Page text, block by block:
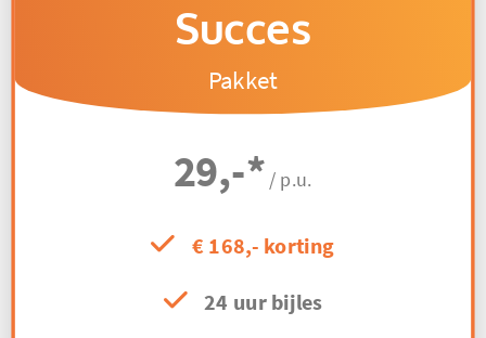
Succes
Pakket
29,-* / p.u.
€ 168,- korting
24 uur bijles